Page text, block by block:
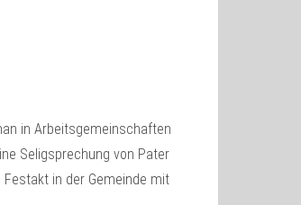
in Arbeitsgemeinschaften
Seligsprechung von Pater
in der Gemeinde mit